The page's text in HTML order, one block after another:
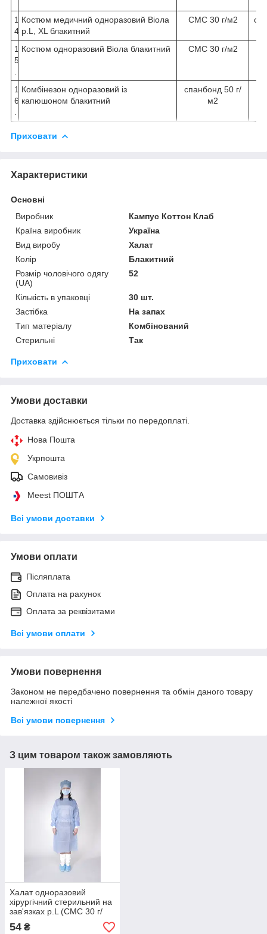
1
4
Костюм медичний одноразовий Віола
р.L, XL блакитний
СМС 30 г/м2
1
5
Костюм одноразовий Віола блакитний СМС 30 г/м2
1
6
Комбінезон одноразовий із
капюшоном блакитний
спанбонд 50 г/
м2
Приховати
Характеристики
Основні
Виробник
Кампус Коттон Клаб
Країна виробник
Україна
Вид виробу
Халат
Колір
Блакитний
Розмір чоловічого одягу
(UA)
52
Кількість в упаковці
30 шт.
Застібка
На запах
Тип матеріалу
Комбінований
Стерильні
Так
Приховати
Умови доставки
Доставка здійснюється тільки по передоплаті.
Нова Пошта
Укрпошта
Самовивіз
Meest ПОШТА
Всі умови доставки
Умови оплати
Післяплата
Оплата на рахунок
Оплата за реквізитами
Всі умови оплати
Умови повернення
Законом не передбачено повернення та обмін даного товару
належної якості
Всі умови повернення
З цим товаром також замовляють
Халат одноразовий
хірургічний стерильний на
зав'язках р.L (СМС 30 г/
м2) блакитний
54 ₴